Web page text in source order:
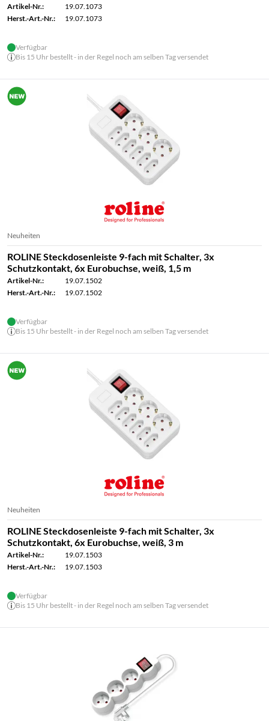
Artikel-Nr.:
19.07.1073
Herst.-Art.-Nr.:
19.07.1073
Verfügbar
Bis 15 Uhr bestellt - in der Regel noch am selben Tag versendet
Neuheiten
ROLINE Steckdosenleiste 9-fach mit Schalter, 3x
Schutzkontakt, 6x Eurobuchse, weiß, 1,5 m
Artikel-Nr.:
19.07.1502
Herst.-Art.-Nr.:
19.07.1502
Verfügbar
Bis 15 Uhr bestellt - in der Regel noch am selben Tag versendet
Neuheiten
ROLINE Steckdosenleiste 9-fach mit Schalter, 3x
Schutzkontakt, 6x Eurobuchse, weiß, 3 m
Artikel-Nr.:
19.07.1503
Herst.-Art.-Nr.:
19.07.1503
Verfügbar
Bis 15 Uhr bestellt - in der Regel noch am selben Tag versendet